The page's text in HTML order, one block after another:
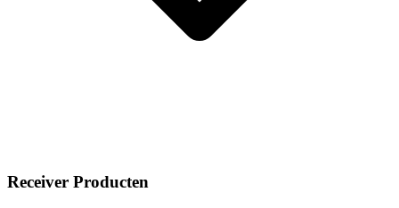
Receiver Producten